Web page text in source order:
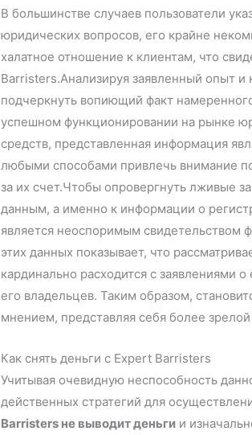
В большинстве случаев пользователи
юридических вопросов, его крайне
халатное отношение к клиентам, что
Barristers.Анализируя заявленный опыт
подчеркнуть вопиющий факт
успешном функционировании на рынке
средств, представленная информация
любыми способами привлечь внимание
за их счет.Чтобы опровергнуть лживые
данным, а именно к информации о
является неоспоримым свидетельством
этих данных показывает, что
кардинально расходится с заявлениями
его владельцев. Таким образом,
мнением, представляя себя более
Как снять деньги с Expert Barristers
Учитывая очевидную неспособность
действенных стратегий для
Barristers не выводит деньги и